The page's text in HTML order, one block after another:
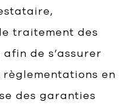
traitement des
de s’assurer
en
des garanties